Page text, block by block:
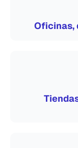
Oficinas,